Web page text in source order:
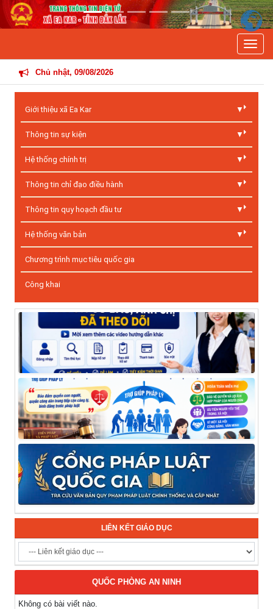
Chủ nhật, 09/08/2026
Giới thiệu xã Ea Kar
Thông tin sự kiện
Hệ thống chính trị
Thông tin chỉ đạo điều hành
Thông tin quy hoạch đầu tư
Hệ thống văn bản
Chương trình mục tiêu quốc gia
Công khai
LIÊN KẾT GIÁO DỤC
QUỐC PHÒNG AN NINH
Không có bài viết nào.